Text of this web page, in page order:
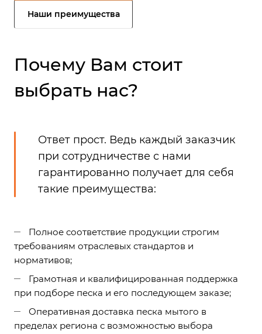
Наши преимущества
Почему Вам стоит
выбрать нас?
Ответ прост. Ведь каждый заказчик
при сотрудничестве с нами
гарантированно получает для себя
такие преимущества:
Полное соответствие продукции строгим
требованиям отраслевых стандартов и
нормативов;
Грамотная и квалифицированная поддержка
при подборе песка и его последующем заказе;
Оперативная доставка песка мытого в
пределах региона с возможностью выбора